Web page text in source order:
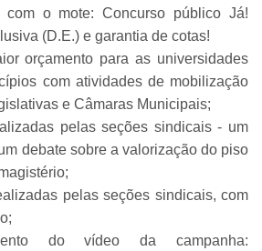
com o mote: Concurso público Já!
(D.E.) e garantia de cotas!
orçamento para as universidades
com atividades de mobilização
e Câmaras Municipais;
pelas seções sindicais - um
debate sobre a valorização do piso
pelas seções sindicais, com
do vídeo da campanha: